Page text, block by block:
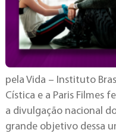
pela Vida – Instituto
Cística e a Paris Filmes
a divulgação nacional
grande objetivo dessa